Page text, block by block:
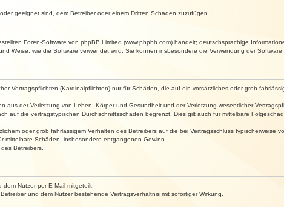
geeignet sind, dem Betreiber oder einem Dritten Schaden zuzufügen.
Foren-Software von phpBB Limited (www.phpbb.com) handelt; deutschsprachige
Weise, wie die Software verwendet wird. Sie können insbesondere die Verwendung der Software
Vertragspflichten (Kardinalpflichten) nur für Schäden, die auf ein vorsätzliches oder grob
der Verletzung von Leben, Körper und Gesundheit und der Verletzung wesentlicher
auf die vertragstypischen Durchschnittsschäden begrenzt. Dies gilt auch für mittelbare
oder grob fahrlässigem Verhalten des Betreibers auf die bei Vertragsschluss typischerweise
mittelbare Schäden, insbesondere entgangenen Gewinn.
Betreibers.
Nutzer per E-Mail mitgeteilt.
und dem Nutzer bestehende Vertragsverhältnis mit sofortiger Wirkung.